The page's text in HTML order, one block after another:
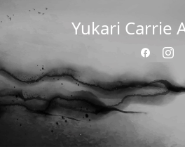
Yukari Carrie